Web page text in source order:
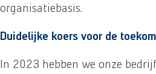
organisatiebasis.
Duidelijke koers voor de
In 2023 hebben we onze